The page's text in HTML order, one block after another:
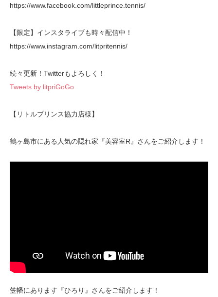
https://www.facebook.com/littleprince.tennis/
【限定】インスタライブも時々配信中！
https://www.instagram.com/litpritennis/
続々更新！Twitterもよろしく！
Tweets by litpriGoGo
【リトルプリンス協力店様】
鶴ヶ島市にある人気の隠れ家『美容室R』さんをご紹介します！
笠幡にあります『ひろり』さんをご紹介します！